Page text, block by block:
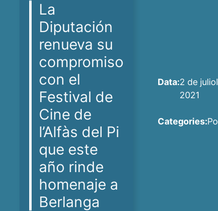
La
Diputación
renueva su
compromiso
con el
Festival de
Cine de
l’Alfàs del Pi
que este
año rinde
homenaje a
Berlanga
Data:2 de
2021
Categories: